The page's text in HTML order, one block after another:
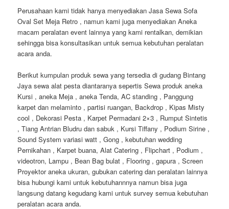
Perusahaan kami tidak hanya menyediakan Jasa Sewa Sofa
Oval Set Meja Retro , namun kami juga menyediakan Aneka
macam peralatan event lainnya yang kami rentalkan, demikian
sehingga bisa konsultasikan untuk semua kebutuhan peralatan
acara anda.
Berikut kumpulan produk sewa yang tersedia di gudang Bintang
Jaya sewa alat pesta diantaranya sepertis Sewa produk aneka
Kursi , aneka Meja , aneka Tenda, AC standing , Panggung
karpet dan melaminto , partisi ruangan, Backdrop , Kipas Misty
cool , Dekorasi Pesta , Karpet Permadani 2×3 , Rumput Sintetis
, Tiang Antrian Bludru dan sabuk , Kursi Tiffany , Podium Sirine ,
Sound System variasi watt , Gong , kebutuhan wedding
Pernikahan , Karpet buana, Alat Catering , Flipchart , Podium ,
videotron, Lampu , Bean Bag bulat , Flooring , gapura , Screen
Proyektor aneka ukuran, gubukan catering dan peralatan lainnya
bisa hubungi kami untuk kebutuhannnya namun bisa juga
langsung datang kegudang kami untuk survey semua kebutuhan
peralatan acara anda.